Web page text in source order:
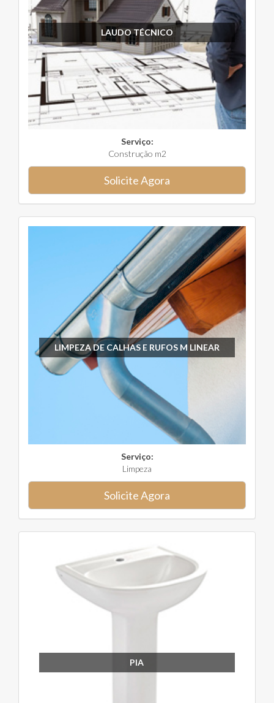
LAUDO TÉCNICO
Serviço:
Construção m2
Solicite Agora
LIMPEZA DE CALHAS E RUFOS M LINEAR
Serviço:
Limpeza
Solicite Agora
PIA